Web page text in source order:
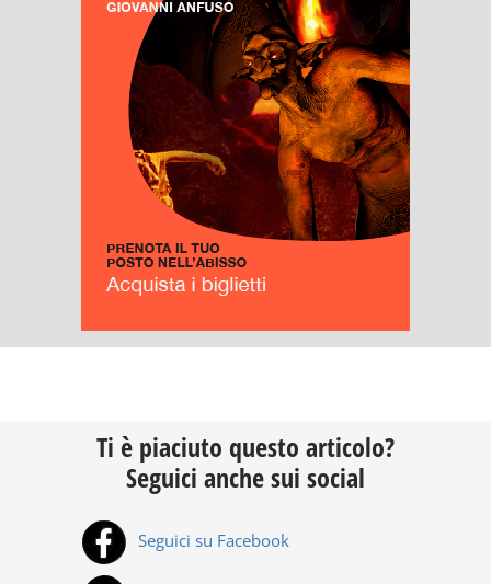
Ti è piaciuto questo articolo?
Seguici anche sui social
Seguici su Facebook